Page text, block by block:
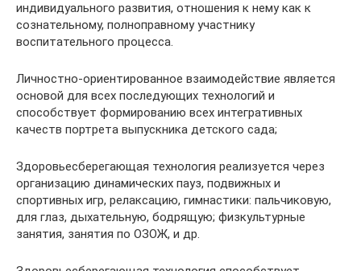
индивидуального развития, отношения к нему как к
сознательному, полноправному участнику
воспитательного процесса.
Личностно-ориентированное взаимодействие является
основой для всех последующих технологий и
способствует формированию всех интегративных
качеств портрета выпускника детского сада;
Здоровьесберегающая технология реализуется через
организацию динамических пауз, подвижных и
спортивных игр, релаксацию, гимнастики: пальчиковую,
для глаз, дыхательную, бодрящую; физкультурные
занятия, занятия по ОЗОЖ, и др.